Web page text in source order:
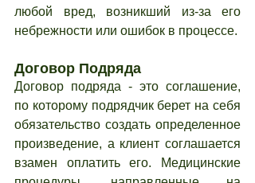
любой вред, возникший из-за его
небрежности или ошибок в процессе.
Договор Подряда
Договор подряда - это соглашение,
по которому подрядчик берет на себя
обязательство создать определенное
произведение, а клиент соглашается
взамен оплатить его. Медицинские